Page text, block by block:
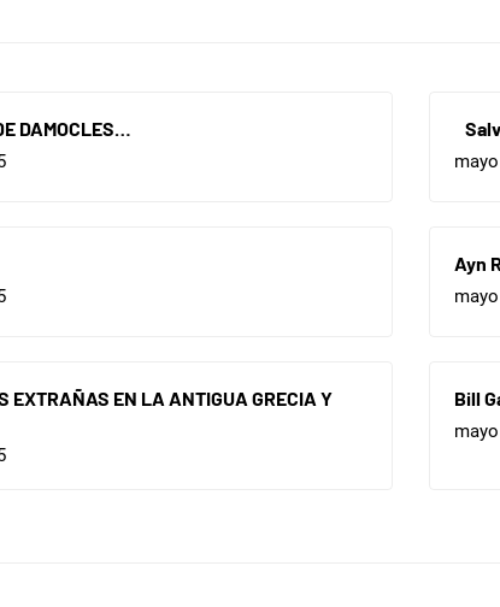
DAMOCLES…
Ayn
EXTRAÑAS EN LA ANTIGUA GRECIA Y
Bill